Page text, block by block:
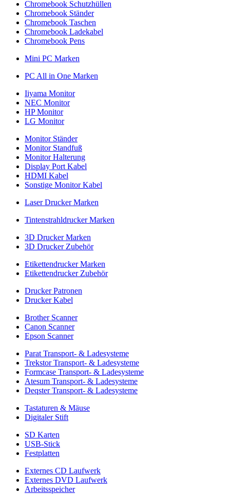
Chromebook Schutzhüllen
Chromebook Ständer
Chromebook Taschen
Chromebook Ladekabel
Chromebook Pens
Mini PC Marken
PC All in One Marken
Iiyama Monitor
NEC Monitor
HP Monitor
LG Monitor
Monitor Ständer
Monitor Standfuß
Monitor Halterung
Display Port Kabel
HDMI Kabel
Sonstige Monitor Kabel
Laser Drucker Marken
Tintenstrahldrucker Marken
3D Drucker Marken
3D Drucker Zubehör
Etikettendrucker Marken
Etikettendrucker Zubehör
Drucker Patronen
Drucker Kabel
Brother Scanner
Canon Scanner
Epson Scanner
Parat Transport- & Ladesysteme
Trekstor Transport- & Ladesysteme
Formcase Transport- & Ladesysteme
Atesum Transport- & Ladesysteme
Deqster Transport- & Ladesysteme
Tastaturen & Mäuse
Digitaler Stift
SD Karten
USB-Stick
Festplatten
Externes CD Laufwerk
Externes DVD Laufwerk
Arbeitsspeicher